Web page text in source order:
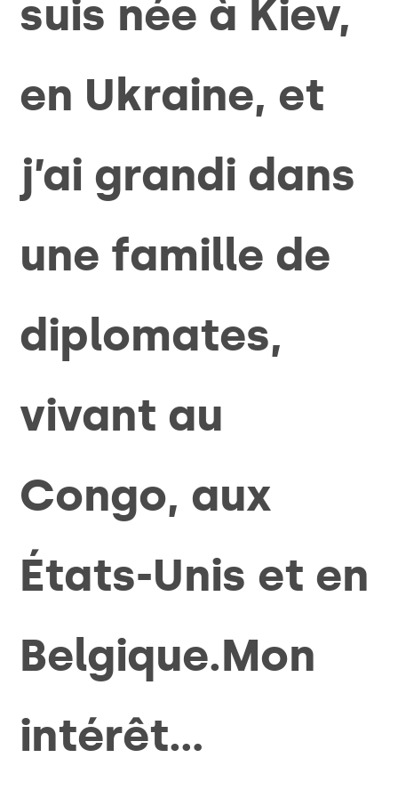
suis née à Kiev,
en Ukraine, et
j’ai grandi dans
une famille de
diplomates,
vivant au
Congo, aux
États-Unis et en
Belgique.Mon
intérêt…